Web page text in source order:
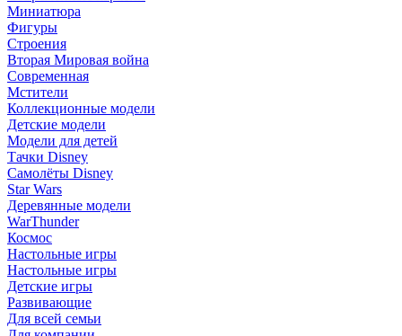
Миниатюра
Фигуры
Строения
Вторая Мировая война
Современная
Мстители
Коллекционные модели
Детские модели
Модели для детей
Тачки Disney
Самолёты Disney
Star Wars
Деревянные модели
WarThunder
Космос
Настольные игры
Настольные игры
Детские игры
Развивающие
Для всей семьи